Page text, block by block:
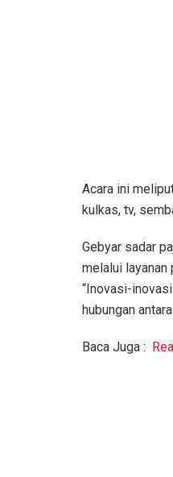
Acara ini
kulkas, tv,
Gebyar sadar
melalui layanan
“Inovasi-
hubungan
Baca Juga :